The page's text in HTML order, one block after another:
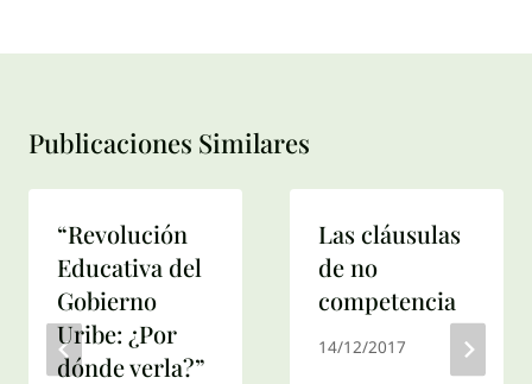
Publicaciones Similares
“Revolución
Educativa del
Gobierno
Uribe: ¿Por
dónde verla?”
Las cláusulas
de no
competencia
14/12/2017